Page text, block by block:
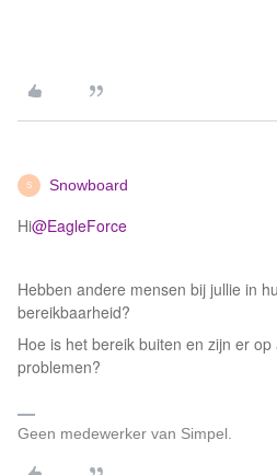
S Snowboard
Hi@EagleForce
Hebben andere mensen bij jullie in
bereikbaarheid?
Hoe is het bereik buiten en zijn er
problemen?
Geen medewerker van Simpel.